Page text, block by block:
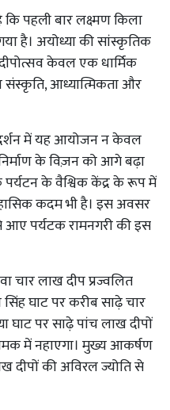
पहली बार लक्ष्मण किला
है। अयोध्या की सांस्कृतिक
केवल एक धार्मिक
संस्कृति, आध्यात्मिकता और
में यह आयोजन न केवल
के विज़न को आगे बढ़ा
पर्यटन के वैश्विक केंद्र के रूप में
कदम भी है। इस अवसर
पर्यटक रामनगरी की इस
चार लाख दीप प्रज्वलित
घाट पर करीब साढ़े चार
पर साढ़े पांच लाख दीपों
में नहाएगा। मुख्य आकर्षण
दीपों की अविरल ज्योति से